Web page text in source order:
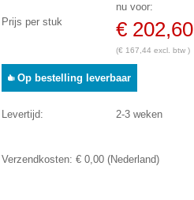
nu voor:
Prijs per stuk
€ 202,60
(€ 167,44 excl. btw )
Op bestelling leverbaar
Levertijd: 2-3 weken
Verzendkosten: € 0,00 (Nederland)